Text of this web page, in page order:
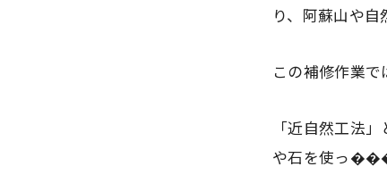
り、阿蘇山や自
この補修作業で
「近自然工法
や石を使っ���